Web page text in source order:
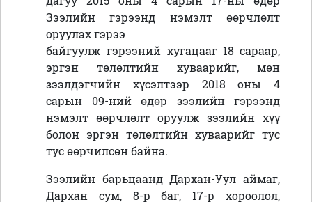
Зээлийн гэрээнд нэмэлт өөрчлөлт
оруулах гэрээ
байгуулж гэрээний хугацааг 18 сараар,
эргэн төлөлтийн хуваарийг, мөн
зээлдэгчийн хүсэлтээр 2018 оны 4
сарын 09-ний өдөр зээлийн гэрээнд
нэмэлт өөрчлөлт оруулж зээлийн хүү
болон эргэн төлөлтийн хуваарийг тус
тус өөрчилсөн байна.
Зээлийн барьцаанд Дархан-Уул аймаг,
Дархан сум, 8-р баг, 17-р хороолол,